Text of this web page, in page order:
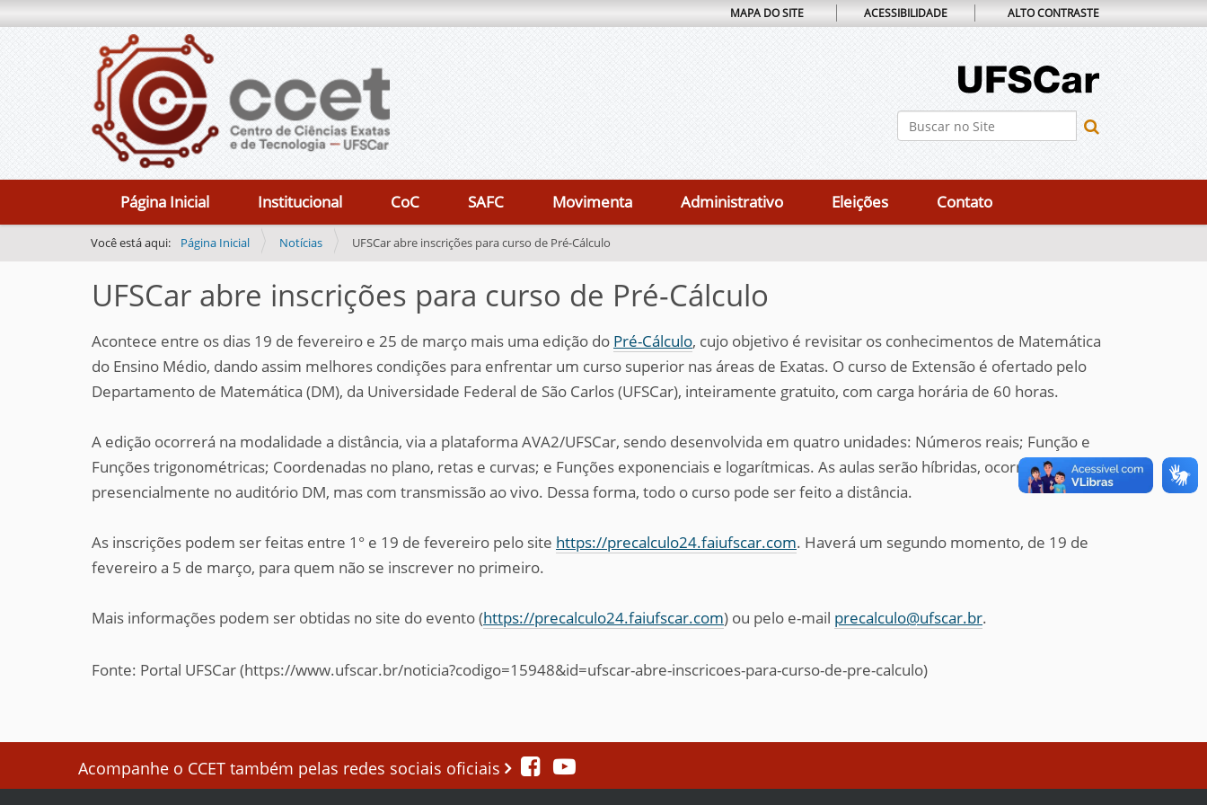
Busca
MAPA DO SITE ACESSIBILIDADE ALTO CONTRASTE
Página Inicial Institucional CoC SAFC Movimenta Administrativo Eleições Contato
Você está aqui: Página Inicial Notícias UFSCar abre inscrições para curso de Pré-Cálculo
UFSCar abre inscrições para curso de Pré-Cálculo
Acontece entre os dias 19 de fevereiro e 25 de março mais uma edição do Pré-Cálculo, cujo objetivo é revisitar os conhecimentos de Matemática
do Ensino Médio, dando assim melhores condições para enfrentar um curso superior nas áreas de Exatas. O curso de Extensão é ofertado pelo
Departamento de Matemática (DM), da Universidade Federal de São Carlos (UFSCar), inteiramente gratuito, com carga horária de 60 horas.
A edição ocorrerá na modalidade a distância, via a plataforma AVA2/UFSCar, sendo desenvolvida em quatro unidades: Números reais; Função e
Funções trigonométricas; Coordenadas no plano, retas e curvas; e Funções exponenciais e logarítmicas. As aulas serão híbridas, ocorrendo
presencialmente no auditório DM, mas com transmissão ao vivo. Dessa forma, todo o curso pode ser feito a distância.
As inscrições podem ser feitas entre 1° e 19 de fevereiro pelo site https://precalculo24.faiufscar.com. Haverá um segundo momento, de 19 de
fevereiro a 5 de março, para quem não se inscrever no primeiro.
Mais informações podem ser obtidas no site do evento (https://precalculo24.faiufscar.com) ou pelo e-mail precalculo@ufscar.br.
Fonte: Portal UFSCar (https://www.ufscar.br/noticia?codigo=15948&id=ufscar-abre-inscricoes-para-curso-de-pre-calculo)
Acompanhe o CCET também pelas redes sociais oficiais